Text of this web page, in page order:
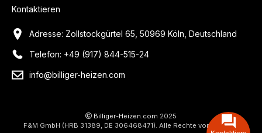
Kontaktieren
Adresse: Zollstockgürtel 65, 50969 Köln, Deutschland
Telefon: +49 (917) 844-515-24
info@billiger-heizen.com
Billiger-Heizen.com 2025
F&M GmbH (HRB 31389, DE 306468471). Alle Rechte vorbehalten.